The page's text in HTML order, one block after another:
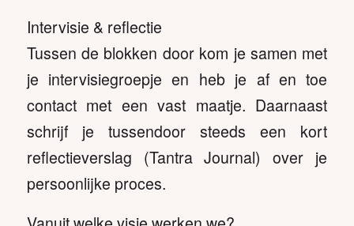
Intervisie & reflectie
Tussen de blokken door kom je samen met
je intervisiegroepje en heb je af en toe
contact met een vast maatje. Daarnaast
schrijf je tussendoor steeds een kort
reflectieverslag (Tantra Journal) over je
persoonlijke proces.